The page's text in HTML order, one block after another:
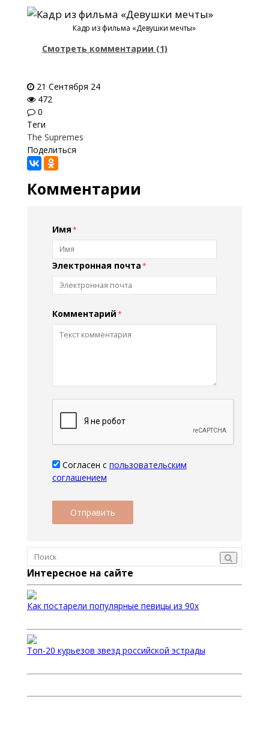
Кадр из фильма «Девушки мечты»
Смотреть комментарии (1)
21 Сентября 24
472
0
Теги
The Supremes
Поделиться
Комментарии
Имя
Электронная почта
Комментарий
Согласен с пользовательским
соглашением
Интересное на сайте
Как постарели популярные певицы из 90х
Топ-20 курьезов звезд российской эстрады